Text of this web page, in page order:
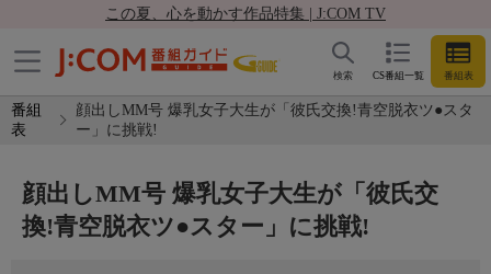
この夏、心を動かす作品特集 | J:COM TV
CS番組一覧 番組表
検索
番組
表
顔出しMM号 爆乳女子大生が「彼氏交換!青空脱衣ツ●スタ
ー」に挑戦!
顔出しMM号 爆乳女子大生が「彼氏交
換!青空脱衣ツ●スター」に挑戦!